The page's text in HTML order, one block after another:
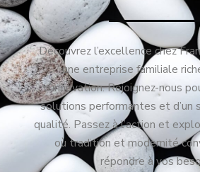
Découvrez l’excellence chez
une entreprise familiale
d’innovation. Rejoignez-nous
solutions performantes et d’un
qualité. Passez à l’action et
où tradition et modernité
répondre à vos